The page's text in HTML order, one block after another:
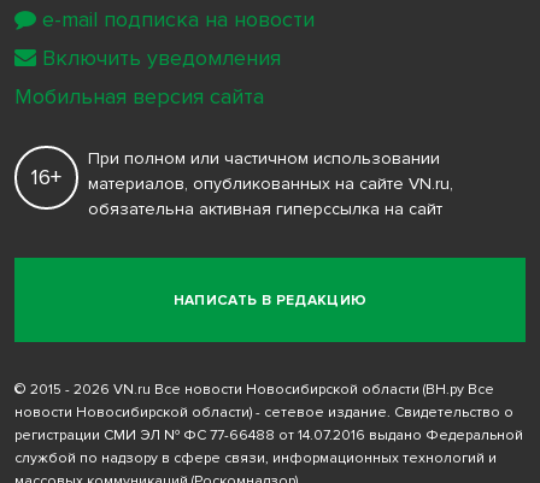
НАПИСАТЬ В РЕДАКЦИЮ
16+
При полном или частичном использовании
материалов, опубликованных на сайте VN.ru,
обязательна активная гиперссылка на сайт
© 2015 - 2026 VN.ru Все новости Новосибирской области (ВН.ру Все
новости Новосибирской области) - сетевое издание. Свидетельство о
регистрации СМИ ЭЛ № ФС 77-66488 от 14.07.2016 выдано Федеральной
службой по надзору в сфере связи, информационных технологий и
e-mail подписка на новости
Включить уведомления
Мобильная версия сайта